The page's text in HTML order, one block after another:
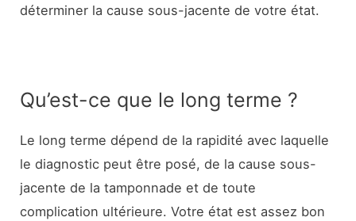
déterminer la cause sous-jacente de votre état.
Qu’est-ce que le long terme ?
Le long terme dépend de la rapidité avec laquelle
le diagnostic peut être posé, de la cause sous-
jacente de la tamponnade et de toute
complication ultérieure. Votre état est assez bon